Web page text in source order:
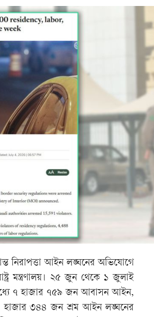
নিরাপত্তা আইন লঙ্ঘনের অভিযোগে
মন্ত্রণালয়। ২৫ জুন থেকে ১ জুলাই
৭ হাজার ৭৫৯ জন আবাসন আইন,
হাজার ৩৪৪ জন শ্রম আইন লঙ্ঘনের